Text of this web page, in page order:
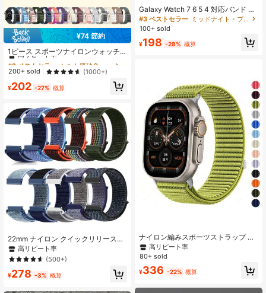
4.92
4.92 3.4K フォロワー
¥74 節約
1ピース スポーツナイロンウォッチ
バンド Apple Watch 38/40/41/42/4
4/45/46/49 mm対応 ソフト、通気
性、調節可能な粘着ストラップ Appl
e Watch Series Ultra/11/10/9/8/7/6
Se/5/4/3対応 男女兼用 着用しやすい
#2 ベストセラー
シルト質砂色 ウォッチバンド
高リピート率
#2 ベストセラー
高リピート率
#2 ベストセラー
高リピート率
#2 ベストセラー
高リピート率
200+ sold (1000+)
¥202 -27% 概算
22mm ナイロン クイックリリースバ
ンド HUAWEI対応 Samsung Galaxy
Watch 3 45mm/Galaxy Watch 46m
m/Gear S3 Frontier/Classic/Garmin
Venu 3/Venu 2/Vivoactive 4/Fossil
Gen 6 44mmバンド レディース メン
高リピート率
(500+)
¥278 -3% 概算
Galaxy Watch 7 6 5 4 対応バンド 40
mm 44mm/Watch 5 Pro 45mm/Acti
ve 2バンド/Watch 3 41mm/Galaxy
ストレッチ スポーツソロループ 通気
#3 ベストセラー
ミッドナイト・ブルー ウォッチバンド
100+ sold
¥198 -28% 概算
ナイロン編みスポーツストラップ Ap
ple Watch バンド 10 42 46MM対応
ブレスレット Apple Watch 9 8 7 6 5
40 38mm対応
高リピート率
80+ sold
¥336 -22% 概算